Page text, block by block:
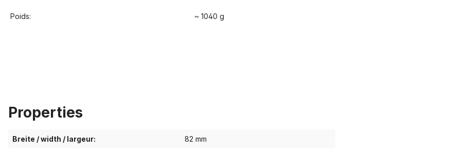
Poids: ~ 1040 g
Properties
Breite / width / largeur: 82 mm